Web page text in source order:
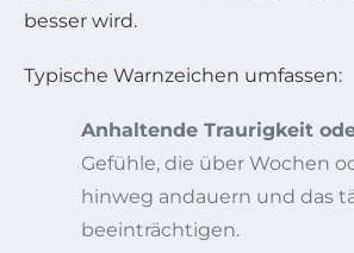
besser wird.
Typische Warnzeichen umfassen:
Anhaltende Traurigkeit
Gefühle, die über Wochen
hinweg andauern und das
beeinträchtigen.